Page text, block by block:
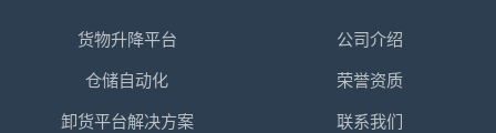
货物升降平台
仓储自动化
卸货平台解决方案
公司介绍
荣誉资质
联系我们